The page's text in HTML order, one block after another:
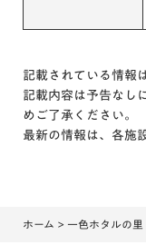
記載されている情報
記載内容は予告なし
めご了承ください。
最新の情報は、各施
ホーム > 一色ホタルの